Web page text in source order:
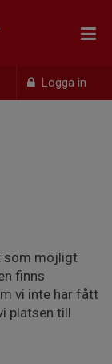
Logga in
som möjligt
finns
vi inte har fått
platsen till